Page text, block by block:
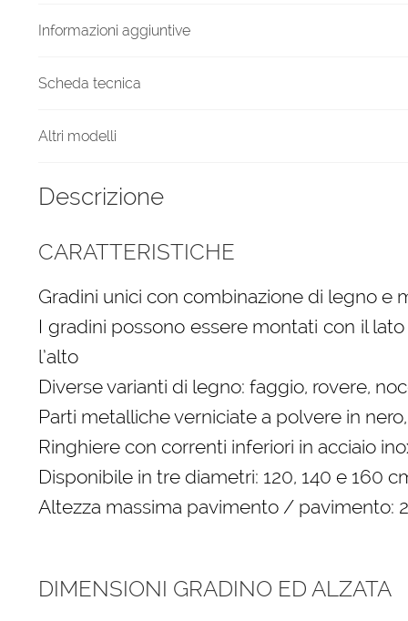
Informazioni aggiuntive
Scheda tecnica
Altri modelli
Descrizione
CARATTERISTICHE
Gradini unici con combinazione di legno e
I gradini possono essere montati con il
l’alto
Diverse varianti di legno: faggio, rovere,
Parti metalliche verniciate a polvere in
Ringhiere con correnti inferiori in acciaio
Disponibile in tre diametri: 120, 140 e 160
Altezza massima pavimento / pavimento:
DIMENSIONI GRADINO ED ALZATA